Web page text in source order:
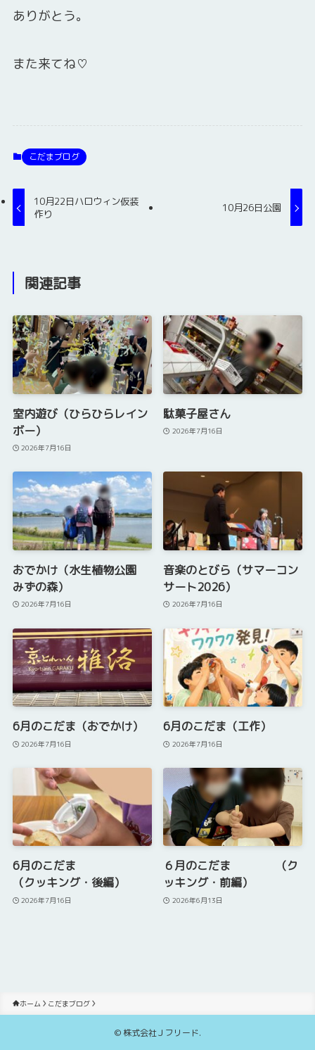
ありがとう。
また来てね♡
こだまブログ
10月22日ハロウィン仮装
作り
10月26日公園
関連記事
室内遊び（ひらひらレイン
ボー）
2026年7月16日
駄菓子屋さん
2026年7月16日
おでかけ（水生植物公園
みずの森）
2026年7月16日
音楽のとびら（サマーコン
サート2026）
2026年7月16日
6月のこだま（おでかけ）
2026年7月16日
6月のこだま（工作）
2026年7月16日
6月のこだま
（クッキング・後編）
2026年7月16日
６月のこだま （ク
ッキング・前編）
2026年6月13日
ホーム こだまブログ
©株式会社Ｊフリード.